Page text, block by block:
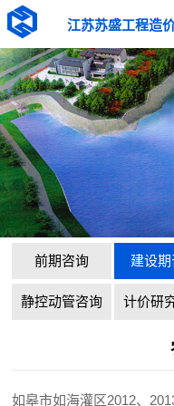
江苏苏盛工程造
前期咨询 建设
静控动管咨询 计价研
如皋市如海灌区2012、